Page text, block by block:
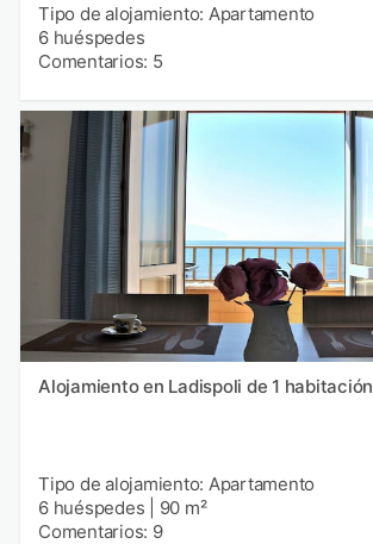
Tipo de alojamiento: Apartamento
6 huéspedes
Comentarios: 5
Alojamiento en Ladispoli de 1 habitación
Tipo de alojamiento: Apartamento
6 huéspedes
90 m²
Comentarios: 9